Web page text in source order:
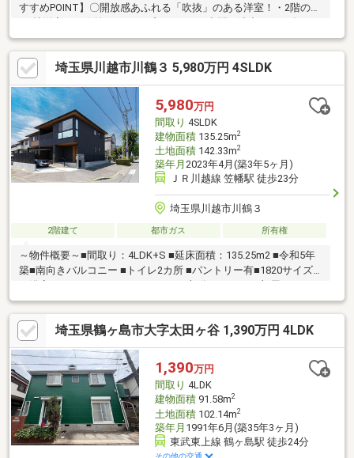
すすめPOINT】〇開放感あふれる「吹抜」のある洋室！・2階の
トやWIC付きで収納充実！・約4.3帖のロフトやウォークインクロ
ーゼットを備えすっきり片付きます〇小・中学校が徒歩5分圏
内！ ・南小学校・南中学校がともに近く、お子様の通学も安心
資金計画や住宅ローン審査などのじっくり相談や、現地集合現地
解散のサクッと見学などご希望に合わせたご案内が可能です！価
格相談・ヤマダポイント・家具家電特別割引などお得な情報盛り
だくさん♪
埼玉県川越市川鶴３ 5,980万円 4SLDK
5,980万円
間取り 4SLDK
建物面積135.25m2
土地面積142.33m2
築年月 2023年4月(築3年5ヶ月)
ＪＲ川越線 笠幡駅 徒歩23分
埼玉県川越市川鶴３
2階建て 都市ガス 所有権
～物件概要～■間取り：4LDK+S ■延床面積：135.25m2 ■令和5年
築■南向きバルコニー ■トイレ2カ所 ■パントリー有■1820サイズ
利用できます。■南東角地 ■土地面積：43.05坪 ■前面道路：公道※
特定行政庁が指定する角地に該当する場合、建ぺい率10％緩和さ
れます
埼玉県鶴ヶ島市大字太田ヶ谷 1,390万円 4LDK
1,390万円
間取り 4LDK
建物面積91.58m2
土地面積102.14m2
築年月 1991年6月(築35年3ヶ月)
東武東上線 鶴ヶ島駅 徒歩24分
その他の交通